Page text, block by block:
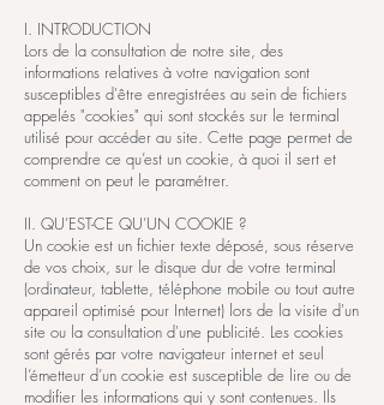
I. INTRODUCTION
Lors de la consultation de notre site, des
informations relatives à votre navigation sont
susceptibles d'être enregistrées au sein de fichiers
appelés "cookies" qui sont stockés sur le terminal
utilisé pour accéder au site. Cette page permet de
comprendre ce qu’est un cookie, à quoi il sert et
comment on peut le paramétrer.
II. QU’EST-CE QU’UN COOKIE ?
Un cookie est un fichier texte déposé, sous réserve
de vos choix, sur le disque dur de votre terminal
(ordinateur, tablette, téléphone mobile ou tout autre
appareil optimisé pour Internet) lors de la visite d'un
site ou la consultation d'une publicité. Les cookies
sont gérés par votre navigateur internet et seul
l’émetteur d’un cookie est susceptible de lire ou de
modifier les informations qui y sont contenues. Ils